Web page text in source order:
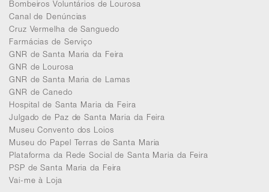
Bombeiros Voluntários de Lourosa
Canal de Denúncias
Cruz Vermelha de Sanguedo
Farmácias de Serviço
GNR de Santa Maria da Feira
GNR de Lourosa
GNR de Santa Maria de Lamas
GNR de Canedo
Hospital de Santa Maria da Feira
Julgado de Paz de Santa Maria da Feira
Museu Convento dos Loios
Museu do Papel Terras de Santa Maria
Plataforma da Rede Social de Santa Maria da Feira
PSP de Santa Maria da Feira
Vai-me à Loja